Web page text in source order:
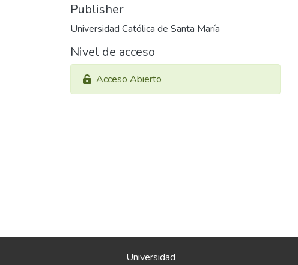
Publisher
Universidad Católica de Santa María
Nivel de acceso
Acceso Abierto
Universidad